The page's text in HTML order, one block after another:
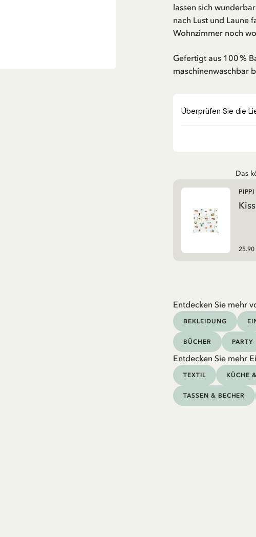
lassen sich
nach Lust und Laune
Wohnzimmer noch
Gefertigt aus 100 %
maschinenwaschbar
Das
25.90
Entdecken Sie mehr
BEKLEIDUNG
BÜCHER PARTY
Entdecken Sie mehr
TEXTIL KÜCHE
TASSEN & BECHER